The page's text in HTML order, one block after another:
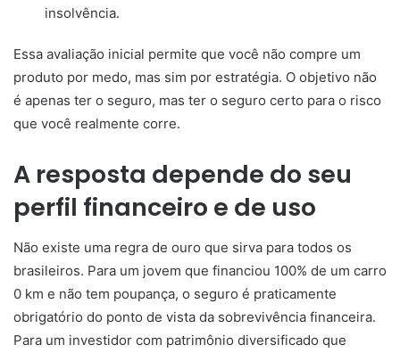
insolvência.
Essa avaliação inicial permite que você não compre um
produto por medo, mas sim por estratégia. O objetivo não
é apenas ter o seguro, mas ter o seguro certo para o risco
que você realmente corre.
A resposta depende do seu
perfil financeiro e de uso
Não existe uma regra de ouro que sirva para todos os
brasileiros. Para um jovem que financiou 100% de um carro
0 km e não tem poupança, o seguro é praticamente
obrigatório do ponto de vista da sobrevivência financeira.
Para um investidor com patrimônio diversificado que